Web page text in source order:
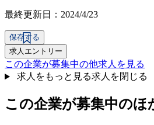
最終更新日：2024/4/23
保存する
求人エントリー
この企業が募集中の他求人を見る
求人をもっと見る求人を閉じる
この企業が募集中のほ